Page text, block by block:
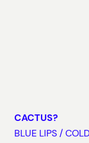
CACTUS?
BLUE LIPS /